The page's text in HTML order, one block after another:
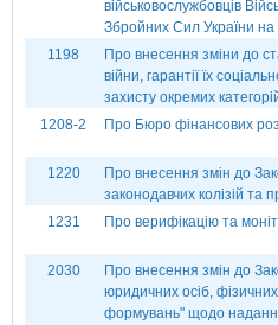
військовослужбовців
Збройних Сил України на
1198
Про внесення зміни до
війни, гарантії їх
захисту окремих
1208-2
Про Бюро фінансових
1220
Про внесення змін до
законодавчих колізій та
1231
Про верифікацію та
2030
Про внесення змін до
юридичних осіб,
формувань" щодо